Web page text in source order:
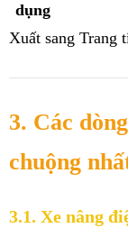
dụng
Xuất sang Trang
3. Các
chuộng
3.1. Xe nâng